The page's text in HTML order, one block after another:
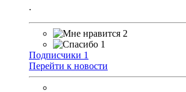
.
2
1
Подписчики 1
Перейти к новости